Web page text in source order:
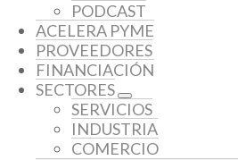
PODCAST
ACELERA PYME
PROVEEDORES
FINANCIACIÓN
SECTORES
SERVICIOS
INDUSTRIA
COMERCIO